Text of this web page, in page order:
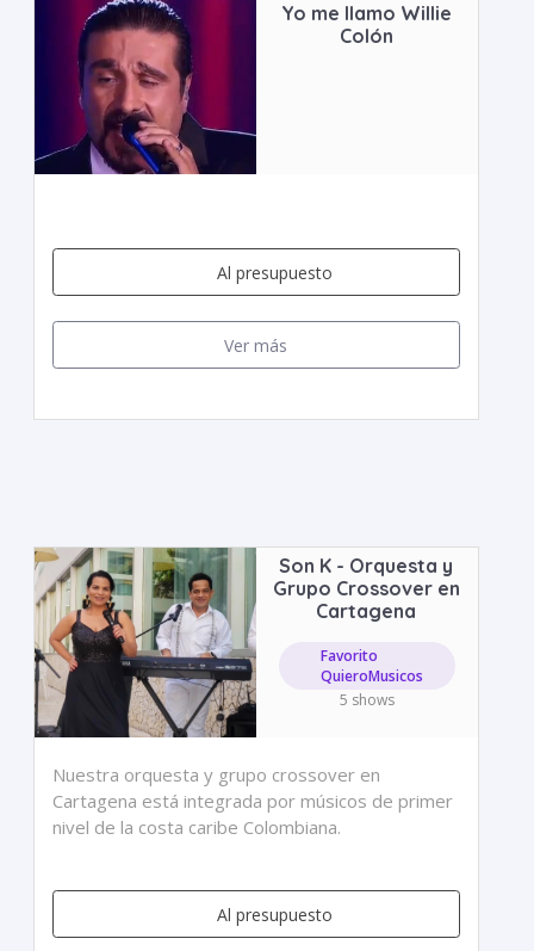
Yo me llamo Willie
Colón
Al presupuesto
Ver más
Son K - Orquesta y
Grupo Crossover en
Cartagena
Favorito
QuieroMusicos
5 shows
Nuestra orquesta y grupo crossover en
Cartagena está integrada por músicos de primer
nivel de la costa caribe Colombiana.
Al presupuesto